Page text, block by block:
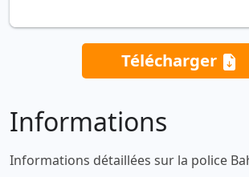
Télécharger
Informations
Informations détaillées sur la police